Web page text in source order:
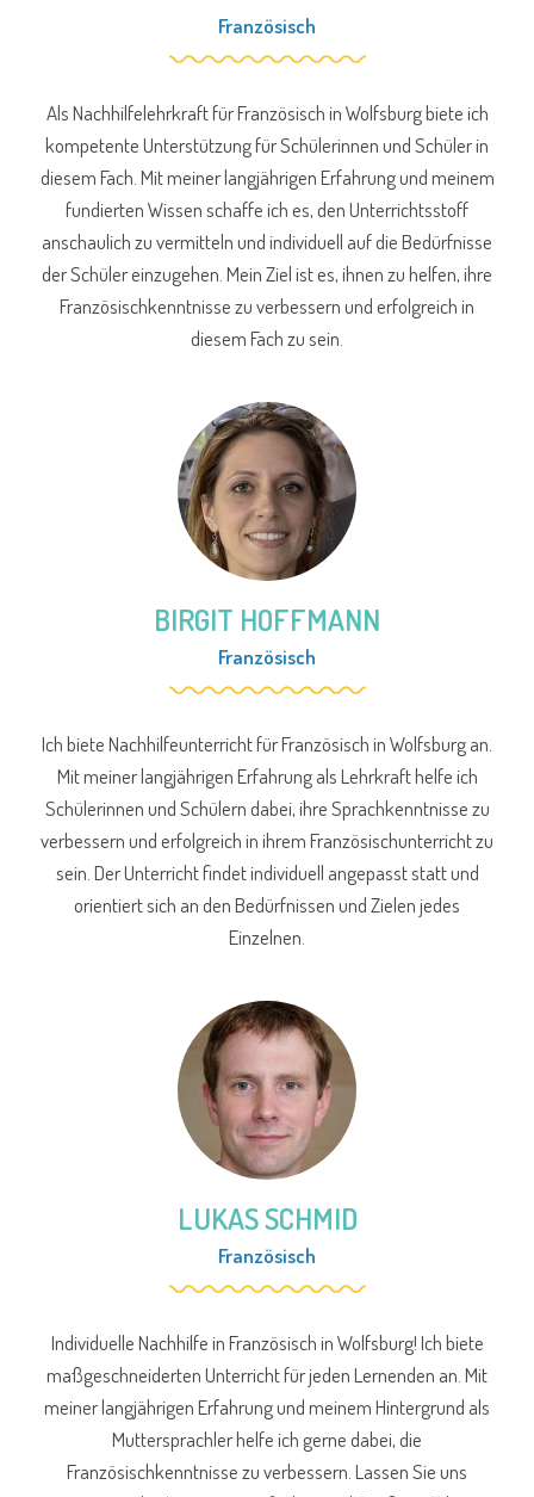
Französisch
Als Nachhilfelehrkraft für Französisch in Wolfsburg biete ich
kompetente Unterstützung für Schülerinnen und Schüler in
diesem Fach. Mit meiner langjährigen Erfahrung und meinem
fundierten Wissen schaffe ich es, den Unterrichtsstoff
anschaulich zu vermitteln und individuell auf die Bedürfnisse
der Schüler einzugehen. Mein Ziel ist es, ihnen zu helfen, ihre
Französischkenntnisse zu verbessern und erfolgreich in
diesem Fach zu sein.
BIRGIT HOFFMANN
Französisch
Ich biete Nachhilfeunterricht für Französisch in Wolfsburg an.
Mit meiner langjährigen Erfahrung als Lehrkraft helfe ich
Schülerinnen und Schülern dabei, ihre Sprachkenntnisse zu
verbessern und erfolgreich in ihrem Französischunterricht zu
sein. Der Unterricht findet individuell angepasst statt und
orientiert sich an den Bedürfnissen und Zielen jedes
Einzelnen.
LUKAS SCHMID
Französisch
Individuelle Nachhilfe in Französisch in Wolfsburg! Ich biete
maßgeschneiderten Unterricht für jeden Lernenden an. Mit
meiner langjährigen Erfahrung und meinem Hintergrund als
Muttersprachler helfe ich gerne dabei, die
Französischkenntnisse zu verbessern. Lassen Sie uns